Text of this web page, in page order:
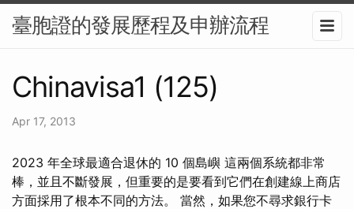
臺胞證的發展歷程及申辦流程
Chinavisa1 (125)
Apr 17, 2013
2023 年全球最適合退休的 10 個島嶼 這兩個系統都非常
棒，並且不斷發展，但重要的是要看到它們在創建線上商店
方面採用了根本不同的方法。 當然，如果您不尋求銀行卡